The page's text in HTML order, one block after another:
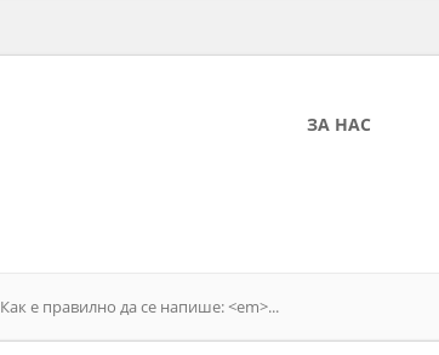
ЗА НАС
Как е правилно да се напише: <em>...